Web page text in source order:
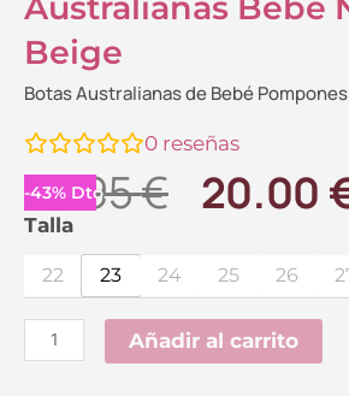
Australianas Bebé
Beige
Botas Australianas de Bebé
0 reseñas
-43% Dto.
34.95€ El
era:
34.95 €.
20.00
Talla
22 23 24 25 26
Australianas
Nobuck
Beige
cantidad
Añadir al carrito